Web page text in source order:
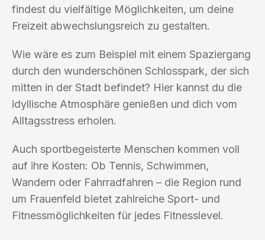
findest du vielfältige Möglichkeiten, um deine
Freizeit abwechslungsreich zu gestalten.
Wie wäre es zum Beispiel mit einem Spaziergang
durch den wunderschönen Schlosspark, der sich
mitten in der Stadt befindet? Hier kannst du die
idyllische Atmosphäre genießen und dich vom
Alltagsstress erholen.
Auch sportbegeisterte Menschen kommen voll
auf ihre Kosten: Ob Tennis, Schwimmen,
Wandern oder Fahrradfahren – die Region rund
um Frauenfeld bietet zahlreiche Sport- und
Fitnessmöglichkeiten für jedes Fitnesslevel.